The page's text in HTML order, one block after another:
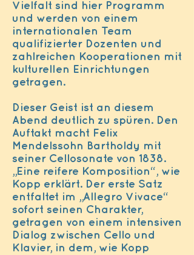
Vielfalt sind hier Programm
und werden von einem
internationalen Team
qualifizierter Dozenten und
zahlreichen Kooperationen mit
kulturellen Einrichtungen
getragen.
Dieser Geist ist an diesem
Abend deutlich zu spüren. Den
Auftakt macht Felix
Mendelssohn Bartholdy mit
seiner Cellosonate von 1838.
„Eine reifere Komposition“, wie
Kopp erklärt. Der erste Satz
entfaltet im „Allegro Vivace“
sofort seinen Charakter,
getragen von einem intensiven
Dialog zwischen Cello und
Klavier, in dem, wie Kopp